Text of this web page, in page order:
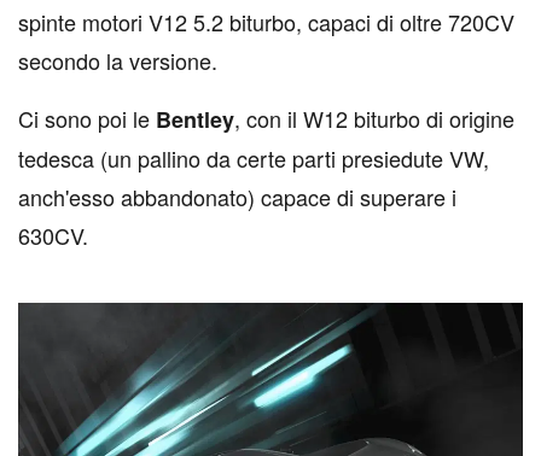
spinte motori V12 5.2 biturbo, capaci di oltre 720CV
secondo la versione.
Ci sono poi le Bentley, con il W12 biturbo di origine
tedesca (un pallino da certe parti presiedute VW,
anch'esso abbandonato) capace di superare i
630CV.